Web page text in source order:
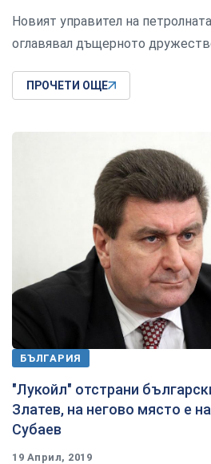
Новият управител на
оглавявал дъщерното
ПРОЧЕТИ ОЩЕ
БЪЛГАРИЯ
"Лукойл" отстрани
Златев, на негово място е
Субаев
19 Април, 2019